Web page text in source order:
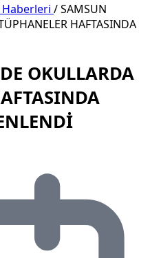
/SAMSUN
HAFTASINDA
OKULLARDA